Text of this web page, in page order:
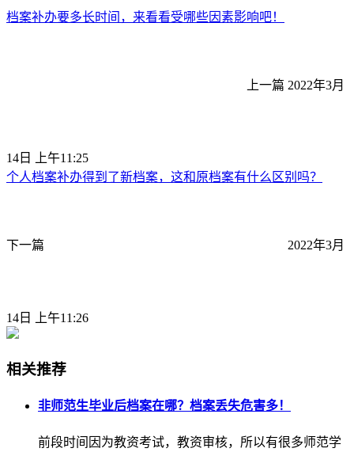
档案补办要多长时间，来看看受哪些因素影响吧！
上一篇 2022年3月
14日 上午11:25
个人档案补办得到了新档案，这和原档案有什么区别吗？
下一篇 2022年3月
14日 上午11:26
相关推荐
非师范生毕业后档案在哪？档案丢失危害多！
前段时间因为教资考试，教资审核，所以有很多师范学